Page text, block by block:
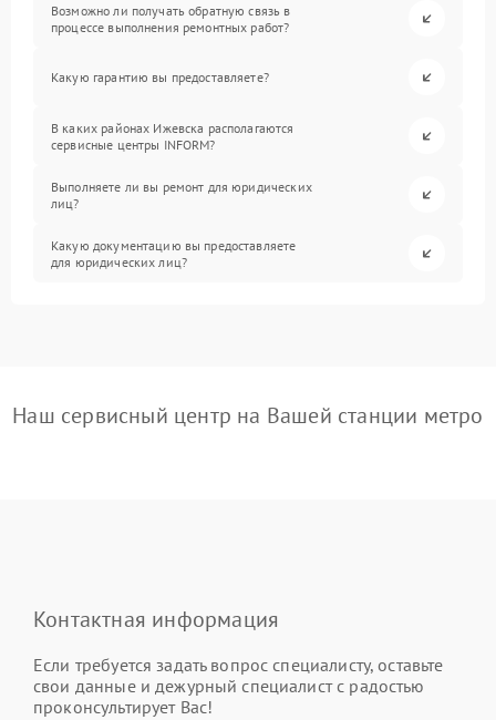
Возможно ли получать обратную связь в
процессе выполнения ремонтных работ?
Какую гарантию вы предоставляете?
В каких районах Ижевска располагаются
сервисные центры INFORM?
Выполняете ли вы ремонт для юридических
лиц?
Какую документацию вы предоставляете
для юридических лиц?
Наш сервисный центр на Вашей станции метро
Контактная информация
Если требуется задать вопрос специалисту, оставьте
свои данные и дежурный специалист с радостью
проконсультирует Вас!